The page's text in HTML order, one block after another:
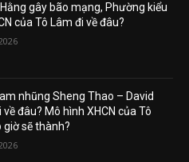
gây bão mạng, Phường kiểu
của Tô Lâm đi về đâu?
nhũng Sheng Thao – David
về đâu? Mô hình XHCN của Tô
giờ sẽ thành?